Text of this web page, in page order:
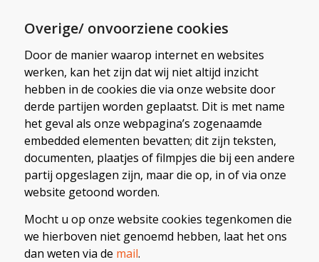
Overige/ onvoorziene cookies
Door de manier waarop internet en websites
werken, kan het zijn dat wij niet altijd inzicht
hebben in de cookies die via onze website door
derde partijen worden geplaatst. Dit is met name
het geval als onze webpagina’s zogenaamde
embedded elementen bevatten; dit zijn teksten,
documenten, plaatjes of filmpjes die bij een andere
partij opgeslagen zijn, maar die op, in of via onze
website getoond worden.
Mocht u op onze website cookies tegenkomen die
we hierboven niet genoemd hebben, laat het ons
dan weten via de mail.